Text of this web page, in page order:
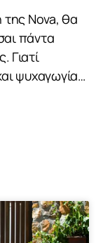
της Nova, θα
πάντα
Γιατί
ψυχαγωγία…